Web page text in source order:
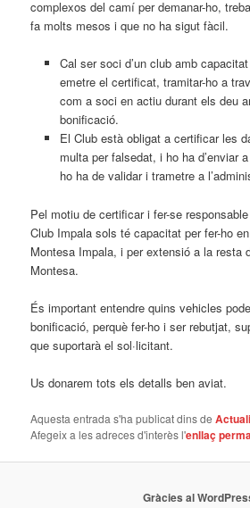
complexos del camí per demanar-ho,
fa molts mesos i que no ha sigut fàcil.
Cal ser soci d’un club amb
emetre el certificat, tramitar-ho a
com a soci en actiu durant els deu
bonificació.
El Club està obligat a certificar les
multa per falsedat, i ho ha d’enviar
ho ha de validar i trametre a
Pel motiu de certificar i fer-se
Club Impala sols té capacitat per fer-ho
Montesa Impala, i per extensió a la resta
Montesa.
És important entendre quins vehicles
bonificació, perquè fer-ho i ser rebutjat,
que suportarà el sol·licitant.
Us donarem tots els detalls ben aviat.
Aquesta entrada s'ha publicat dins de
Afegeix a les adreces d'interès l'enllaç
Gràcies al